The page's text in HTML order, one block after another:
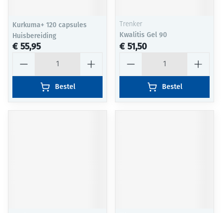
Kurkuma+ 120 capsules
Huisbereiding
€ 55,95
Bestel
Trenker
Kwalitis Gel 90
€ 51,50
Bestel